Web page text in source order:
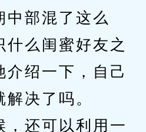
中部混了这么
什么闺蜜好友之
介绍一下，自己
决了吗。
还可以利用一